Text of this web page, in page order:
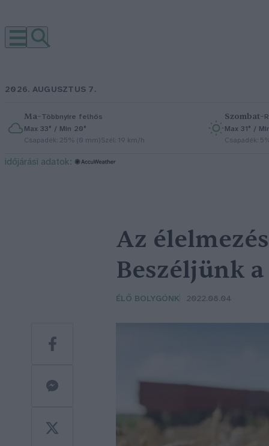
2026. AUGUSZTUS 7.
Ma–Többnyire felhős
Max 33° / Min 20°
Csapadék: 25% (0 mm)Szél: 19 km/h
Szombat–
Max 31° /
Csapadék:
időjárási adatok:
Az
Beszéljünk
ÉLŐ BOLYGÓNK 2022.08.04